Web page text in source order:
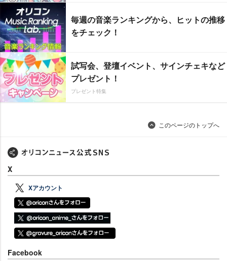
毎週の音楽ランキングから、ヒットの推移
をチェック！
試写会、登壇イベント、サインチェキなど
プレゼント！
プレゼント特集
このページのトップへ
X
Xアカウント
Facebook